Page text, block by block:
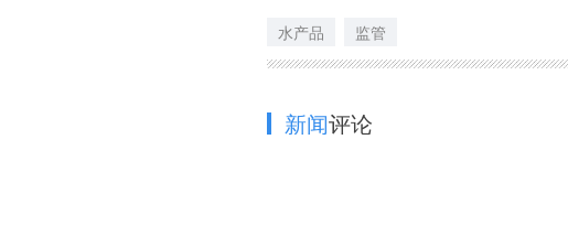
水产品 监管
新闻评论